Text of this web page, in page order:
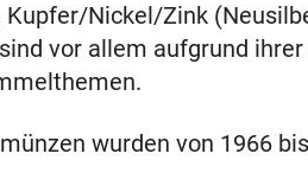
Kupfer/Nickel/Zink
vor allem aufgrund
wurden von 1966